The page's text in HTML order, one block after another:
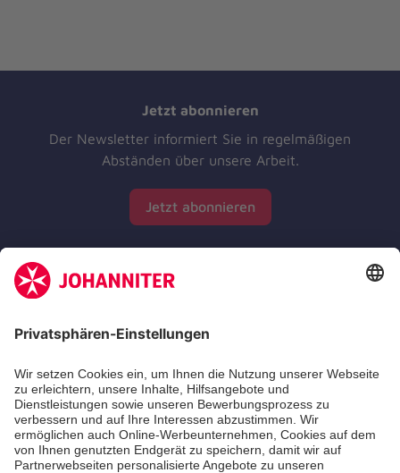
Jetzt abonnieren
Der Newsletter informiert Sie in regelmäßigen
Abständen über unsere Arbeit.
Jetzt abonnieren
Zertifizierung der Johanniter-Unfall-Hilfe e.V.
Die Johanniter GmbH führt das Spendenzertifikat
des Deutschen Spendenrats e.V.